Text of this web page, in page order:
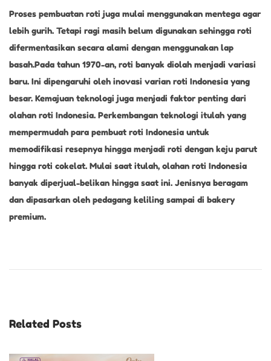
Proses pembuatan roti juga mulai menggunakan mentega agar
lebih gurih. Tetapi ragi masih belum digunakan sehingga roti
difermentasikan secara alami dengan menggunakan lap
basah.Pada tahun 1970-an, roti banyak diolah menjadi variasi
baru. Ini dipengaruhi oleh inovasi varian roti Indonesia yang
besar. Kemajuan teknologi juga menjadi faktor penting dari
olahan roti Indonesia. Perkembangan teknologi itulah yang
mempermudah para pembuat roti Indonesia untuk
memodifikasi resepnya hingga menjadi roti dengan keju parut
hingga roti cokelat. Mulai saat itulah, olahan roti Indonesia
banyak diperjual-belikan hingga saat ini. Jenisnya beragam
dan dipasarkan oleh pedagang keliling sampai di bakery
premium.
N
K
Related Posts